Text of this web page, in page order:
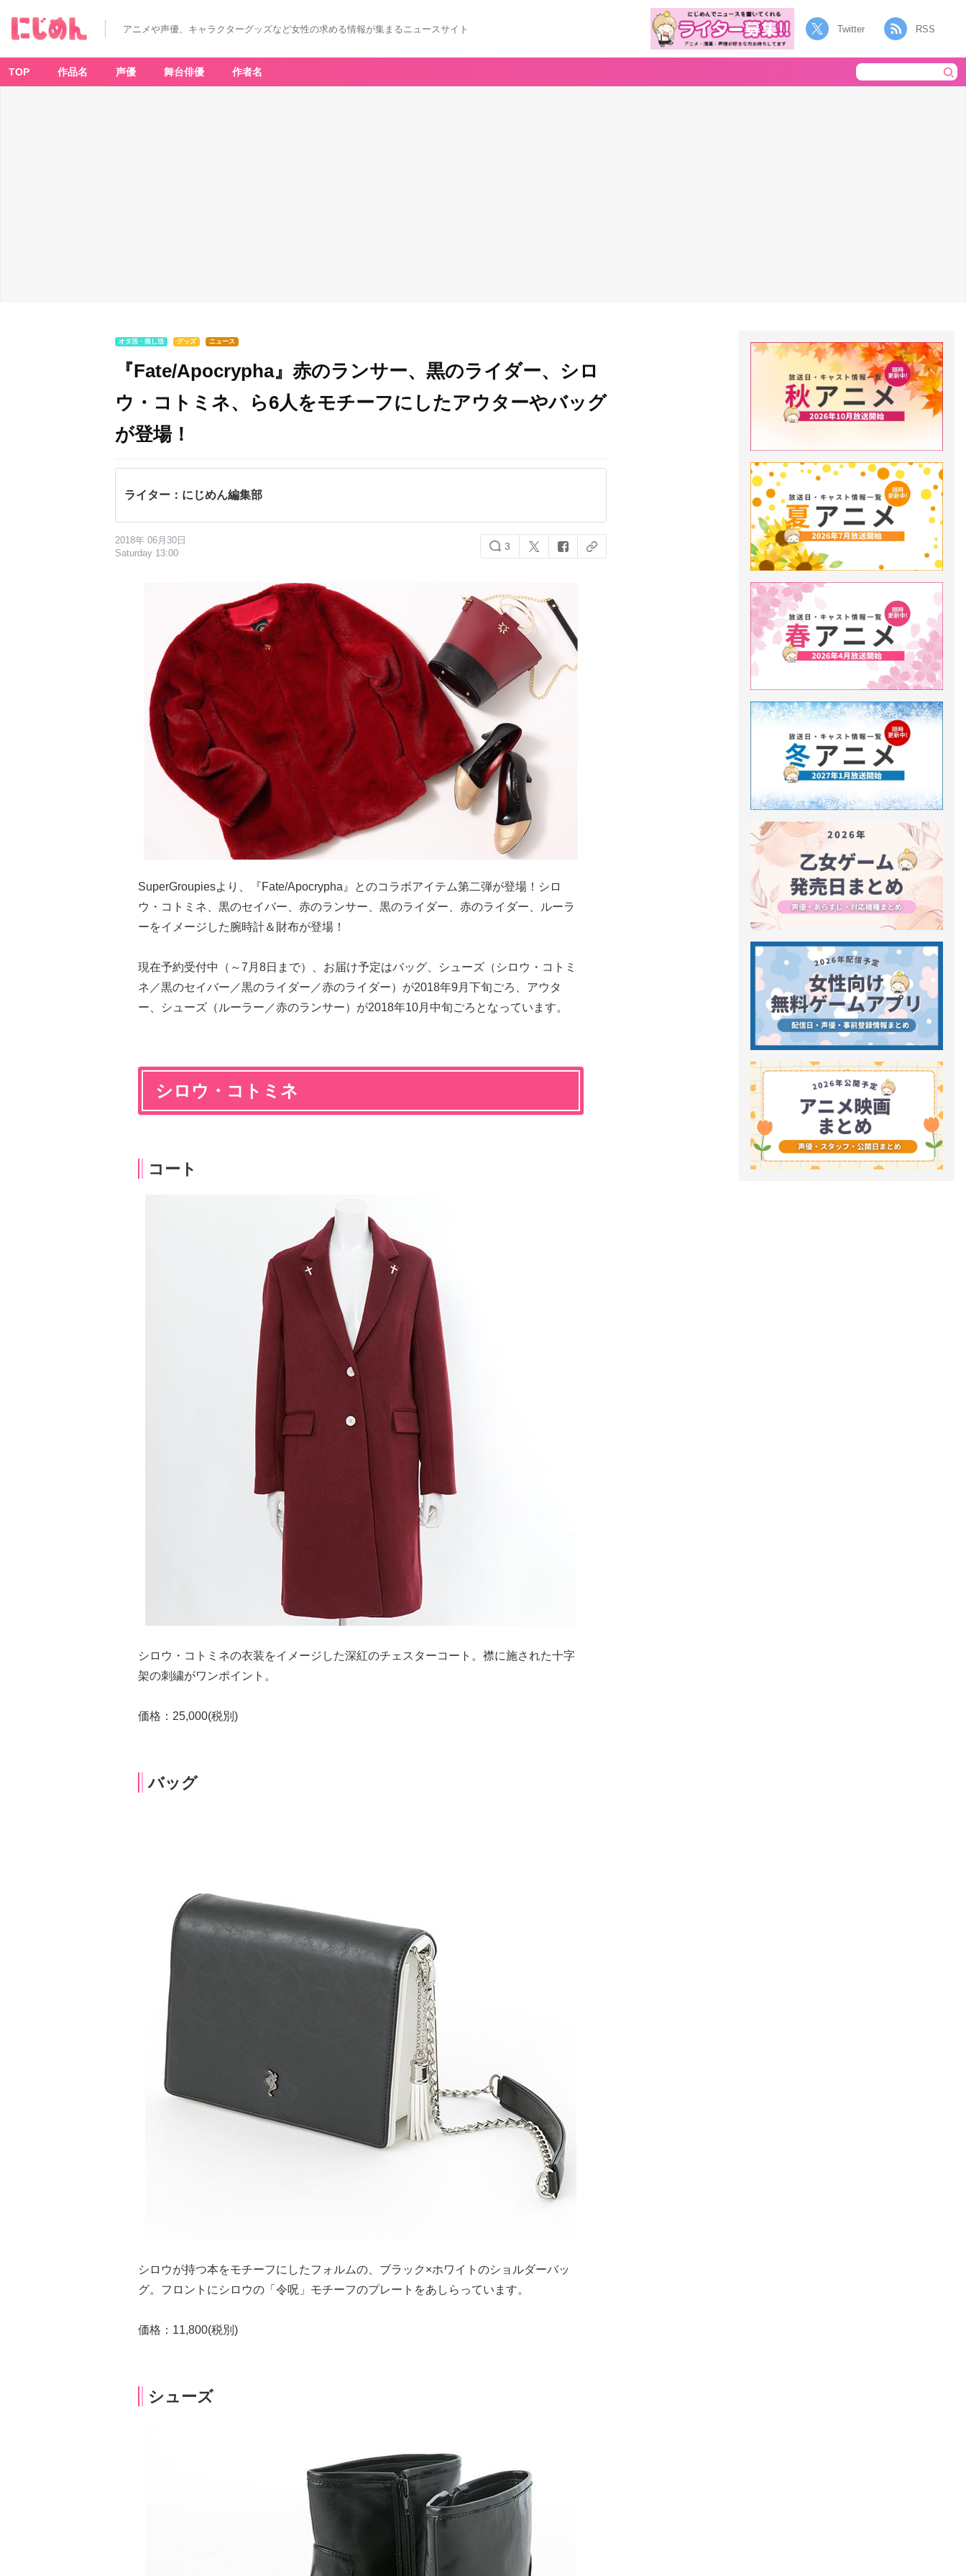
アニメや声優、キャラクターグッズなど女性の求める情報が集まるニュースサイト Twitter RSS
TOP 作品名 声優 舞台俳優 作者名
オタ活・推し活 グッズ ニュース
『Fate/Apocrypha』赤のランサー、黒のライダー、シロ
ウ・コトミネ、ら6人をモチーフにしたアウターやバッグ
が登場！
ライター：にじめん編集部
2018年 06月30日
Saturday 13:00
3
SuperGroupiesより、『Fate/Apocrypha』とのコラボアイテム第二弾が登場！シロ
ウ・コトミネ、黒のセイバー、赤のランサー、黒のライダー、赤のライダー、ルーラ
ーをイメージした腕時計＆財布が登場！
現在予約受付中（～7月8日まで）、お届け予定はバッグ、シューズ（シロウ・コトミ
ネ／黒のセイバー／黒のライダー／赤のライダー）が2018年9月下旬ごろ、アウタ
ー、シューズ（ルーラー／赤のランサー）が2018年10月中旬ごろとなっています。
シロウ・コトミネ
コート
シロウ・コトミネの衣装をイメージした深紅のチェスターコート。襟に施された十字
架の刺繍がワンポイント。
価格：25,000(税別)
バッグ
シロウが持つ本をモチーフにしたフォルムの、ブラック×ホワイトのショルダーバッ
グ。フロントにシロウの「令呪」モチーフのプレートをあしらっています。
価格：11,800(税別)
シューズ